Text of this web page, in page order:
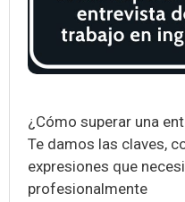
¿Cómo superar una
Te damos las claves,
expresiones que
profesionalmente